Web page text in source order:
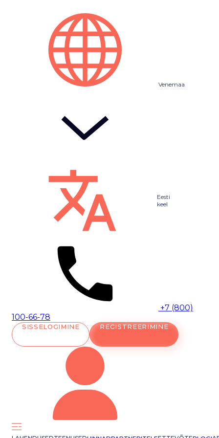
Venemaa
Eesti
keel
+7 (800)
100-66-78
SISSELOGIMINE REGISTREERIMINE